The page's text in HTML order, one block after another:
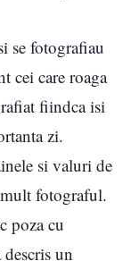
se fotografiau
cei care roaga
fiindca isi
zi.
si valuri de
fotograful.
poza cu
un